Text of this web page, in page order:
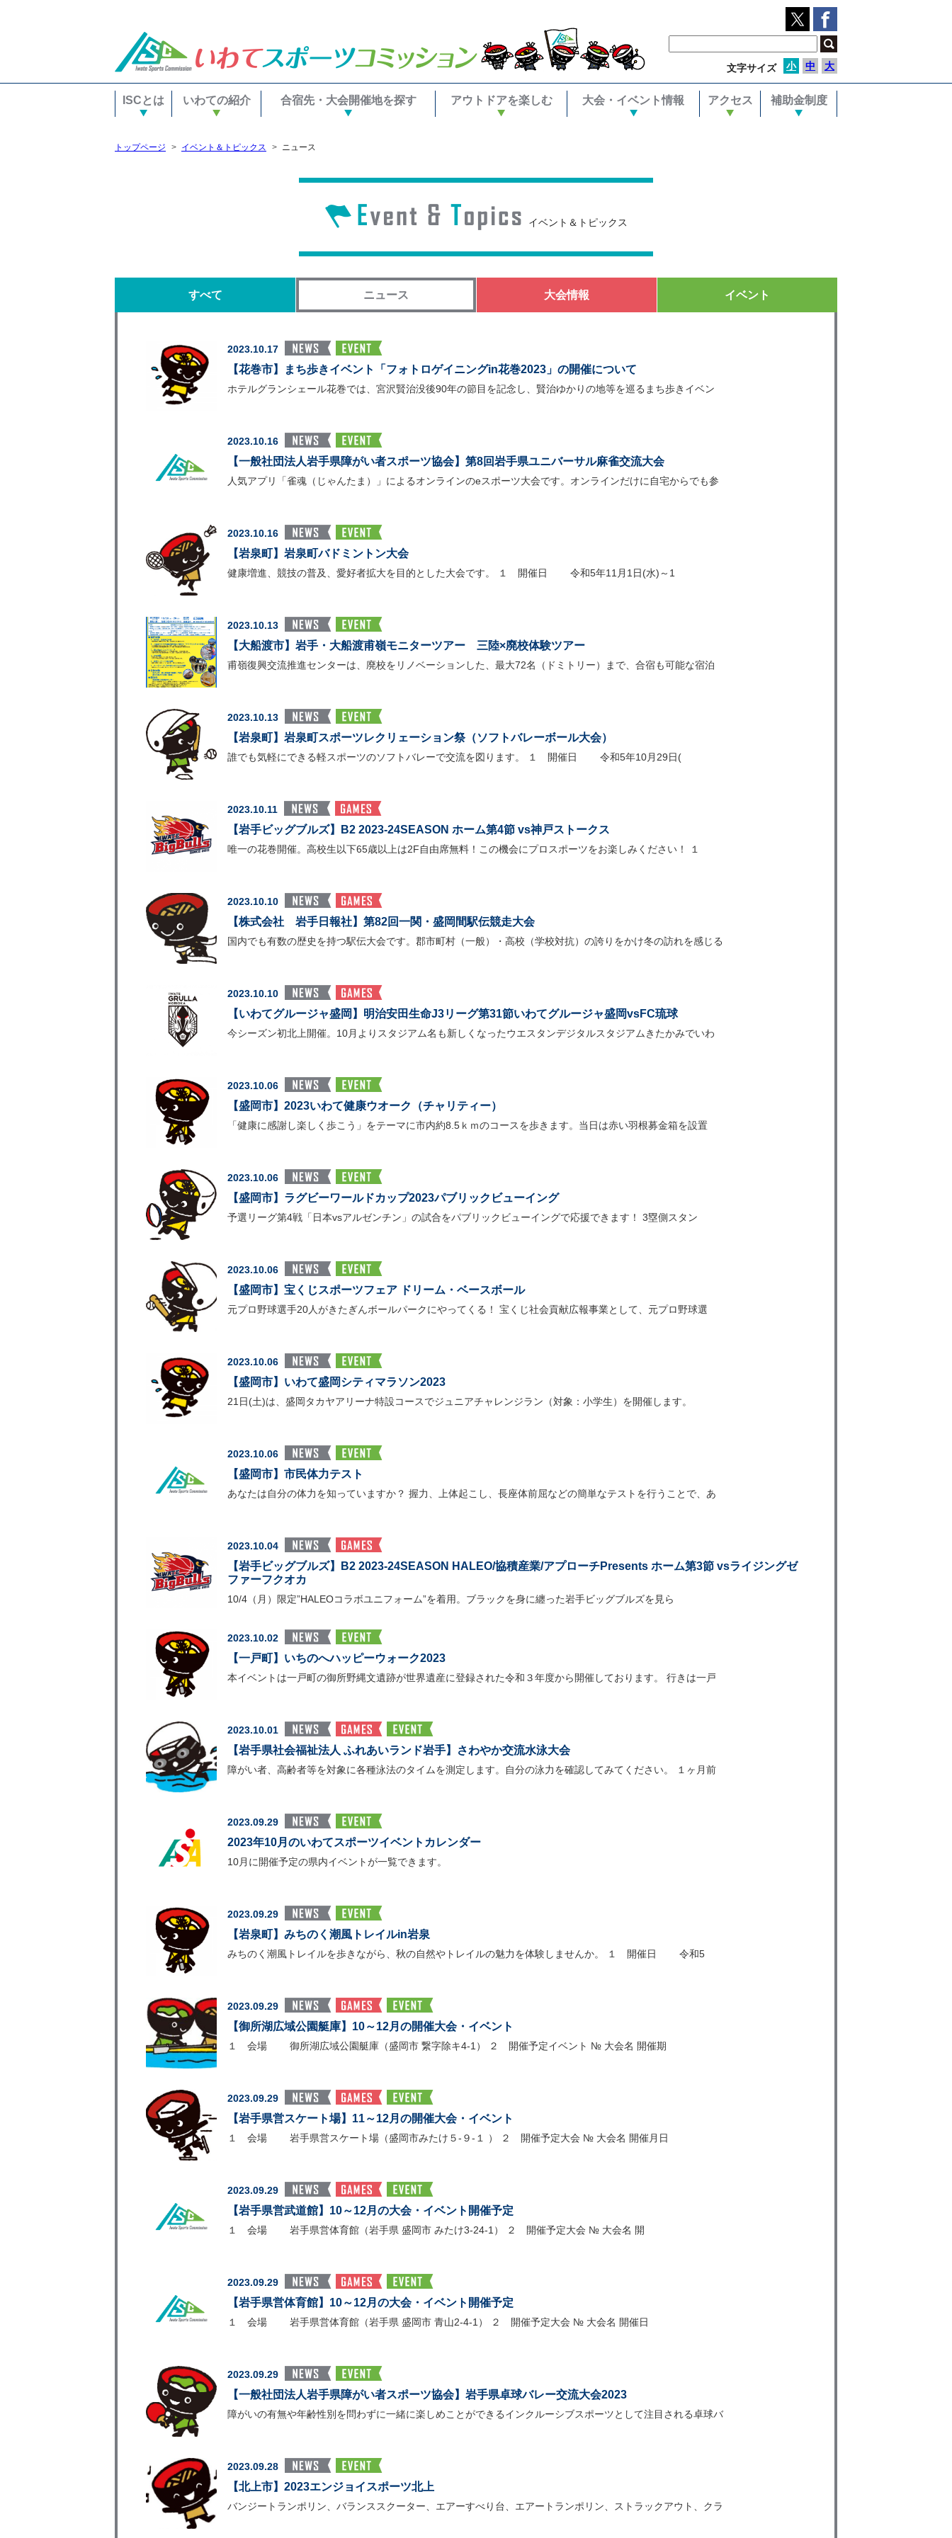
ISCとは いわての紹介 合宿先・大会開催地を探す アウトドアを楽しむ 大会・イベント情報 アクセス 補助金制度
文字サイズ 小 中 大
トップページ イベント＆トピックス ニュース
イベント＆トピックス
すべて ニュース 大会情報 イベント
2023.10.17
【花巻市】まち歩きイベント「フォトロゲイニングin花巻2023」の開催について
ホテルグランシェール花巻では、宮沢賢治没後90年の節目を記念し、賢治ゆかりの地等を巡るまち歩きイベン
2023.10.16
【一般社団法人岩手県障がい者スポーツ協会】第8回岩手県ユニバーサル麻雀交流大会
人気アプリ「雀魂（じゃんたま）」によるオンラインのeスポーツ大会です。オンラインだけに自宅からでも参
2023.10.16
【岩泉町】岩泉町バドミントン大会
健康増進、競技の普及、愛好者拡大を目的とした大会です。 １ 開催日 令和5年11月1日(水)～1
2023.10.13
【大船渡市】岩手・大船渡甫嶺モニターツアー 三陸×廃校体験ツアー
甫嶺復興交流推進センターは、廃校をリノベーションした、最大72名（ドミトリー）まで、合宿も可能な宿泊
2023.10.13
【岩泉町】岩泉町スポーツレクリェーション祭（ソフトバレーボール大会）
誰でも気軽にできる軽スポーツのソフトバレーで交流を図ります。 １ 開催日 令和5年10月29日(
2023.10.11
【岩手ビッグブルズ】B2 2023-24SEASON ホーム第4節 vs神戸ストークス
唯一の花巻開催。高校生以下65歳以上は2F自由席無料！この機会にプロスポーツをお楽しみください！ １
2023.10.10
【株式会社 岩手日報社】第82回一関・盛岡間駅伝競走大会
国内でも有数の歴史を持つ駅伝大会です。郡市町村（一般）・高校（学校対抗）の誇りをかけ冬の訪れを感じる
2023.10.10
【いわてグルージャ盛岡】明治安田生命J3リーグ第31節いわてグルージャ盛岡vsFC琉球
今シーズン初北上開催。10月よりスタジアム名も新しくなったウエスタンデジタルスタジアムきたかみでいわ
2023.10.06
【盛岡市】2023いわて健康ウオーク（チャリティー）
「健康に感謝し楽しく歩こう」をテーマに市内約8.5ｋｍのコースを歩きます。当日は赤い羽根募金箱を設置
2023.10.06
【盛岡市】ラグビーワールドカップ2023パブリックビューイング
予選リーグ第4戦「日本vsアルゼンチン」の試合をパブリックビューイングで応援できます！ 3塁側スタン
2023.10.06
【盛岡市】宝くじスポーツフェア ドリーム・ベースボール
元プロ野球選手20人がきたぎんボールパークにやってくる！ 宝くじ社会貢献広報事業として、元プロ野球選
2023.10.06
【盛岡市】いわて盛岡シティマラソン2023
21日(土)は、盛岡タカヤアリーナ特設コースでジュニアチャレンジラン（対象：小学生）を開催します。
2023.10.06
【盛岡市】市民体力テスト
あなたは自分の体力を知っていますか？ 握力、上体起こし、長座体前屈などの簡単なテストを行うことで、あ
2023.10.04
【岩手ビッグブルズ】B2 2023-24SEASON HALEO/協積産業/アプローチPresents ホーム第3節 vsライジングゼ
ファーフクオカ
10/4（月）限定”HALEOコラボユニフォーム”を着用。ブラックを身に纏った岩手ビッグブルズを見ら
2023.10.02
【一戸町】いちのへハッピーウォーク2023
本イベントは一戸町の御所野縄文遺跡が世界遺産に登録された令和３年度から開催しております。 行きは一戸
2023.10.01
【岩手県社会福祉法人 ふれあいランド岩手】さわやか交流水泳大会
障がい者、高齢者等を対象に各種泳法のタイムを測定します。自分の泳力を確認してみてください。 １ヶ月前
2023.09.29
2023年10月のいわてスポーツイベントカレンダー
10月に開催予定の県内イベントが一覧できます。
2023.09.29
【岩泉町】みちのく潮風トレイルin岩泉
みちのく潮風トレイルを歩きながら、秋の自然やトレイルの魅力を体験しませんか。 １ 開催日 令和5
2023.09.29
【御所湖広域公園艇庫】10～12月の開催大会・イベント
１ 会場 御所湖広域公園艇庫（盛岡市 繋字除キ4-1） ２ 開催予定イベント № 大会名 開催期
2023.09.29
【岩手県営スケート場】11～12月の開催大会・イベント
１ 会場 岩手県営スケート場（盛岡市みたけ５-９-１ ） ２ 開催予定大会 № 大会名 開催月日
2023.09.29
【岩手県営武道館】10～12月の大会・イベント開催予定
１ 会場 岩手県営体育館（岩手県 盛岡市 みたけ3-24-1） ２ 開催予定大会 № 大会名 開
2023.09.29
【岩手県営体育館】10～12月の大会・イベント開催予定
１ 会場 岩手県営体育館（岩手県 盛岡市 青山2-4-1） ２ 開催予定大会 № 大会名 開催日
2023.09.29
【一般社団法人岩手県障がい者スポーツ協会】岩手県卓球バレー交流大会2023
障がいの有無や年齢性別を問わずに一緒に楽しめことができるインクルーシブスポーツとして注目される卓球バ
2023.09.28
【北上市】2023エンジョイスポーツ北上
バンジートランポリン、バランススクーター、エアーすべり台、エアートランポリン、ストラックアウト、クラ